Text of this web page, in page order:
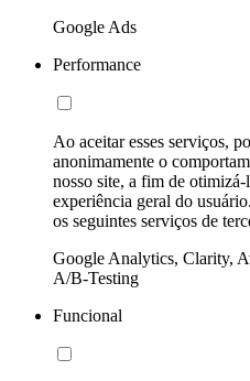
Google Ads
Performance
Ao aceitar esses serviços,
anonimamente o
nosso site, a fim de
experiência geral do
os seguintes serviços de
Google Analytics, Clarity,
A/B-Testing
Funcional